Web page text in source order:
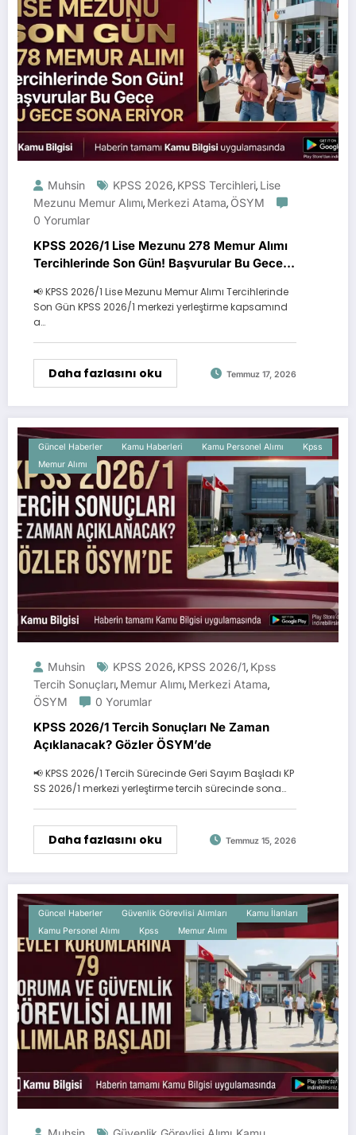
Muhsin KPSS 2026, KPSS Tercihleri, Lise
Mezunu Memur Alımı, Merkezi Atama, ÖSYM
0 Yorumlar
KPSS 2026/1 Lise Mezunu 278 Memur Alımı
Tercihlerinde Son Gün! Başvurular Bu Gece
📢 KPSS 2026/1 Lise Mezunu Memur Alımı Tercihlerinde
Son Gün KPSS 2026/1 merkezi yerleştirme kapsamınd
a…
Daha fazlasını oku Temmuz 17, 2026
Güncel Haberler Kamu Haberleri Kamu Personel Alımı
Kpss
Memur Alımı
Muhsin KPSS 2026, KPSS 2026/1, Kpss
Tercih Sonuçları, Memur Alımı, Merkezi Atama,
ÖSYM
0 Yorumlar
KPSS 2026/1 Tercih Sonuçları Ne Zaman
Açıklanacak? Gözler ÖSYM’de
📢 KPSS 2026/1 Tercih Sürecinde Geri Sayım Başladı KP
SS 2026/1 merkezi yerleştirme tercih sürecinde sona…
Daha fazlasını oku Temmuz 15, 2026
Güncel Haberler Güvenlik Görevlisi Alımları
Kamu İlanları
Kamu Personel Alımı
Kpss Memur Alımı